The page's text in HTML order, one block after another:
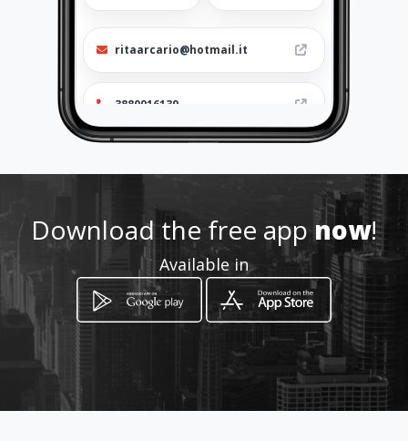
ritaarcario@hotmail.it
3880916139
om/
Location
How to get
Download the free appnow!
Available in